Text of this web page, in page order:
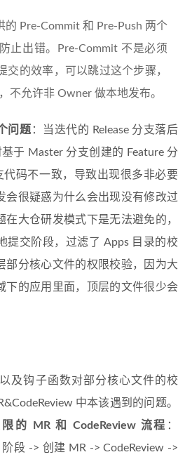
的 Pre-Commit 和 Pre-Push 两个
止出错。Pre-Commit 不是必须
交的效率，可以跳过这个步骤，
不允许非 Owner 做本地发布。
问题 ：当迭代的 Release 分支落后
于 Master 分支创建的 Feature 分
代码不一致，导致出现很多非必要
会很疑惑为什么会出现没有修改过
在大仓研发模式下是无法避免的，
提交阶段，过滤了 Apps 目录的校
部分核心文件的权限校验，因为大
下的应用里面，顶层的文件很少会
及钩子函数对部分核心文件的校
中本该遇到的问题。
的 MR 和 CodeReview 流程 ：
段 -> 创建 MR -> CodeReview ->